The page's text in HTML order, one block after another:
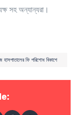
সহ অন্যান্যরা।
ফি পরিশোধ বিকাশে